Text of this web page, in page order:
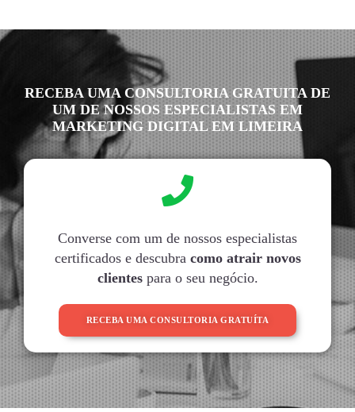
RECEBA UMA CONSULTORIA GRATUITA DE
UM DE NOSSOS ESPECIALISTAS EM
MARKETING DIGITAL EM LIMEIRA
Converse com um de nossos especialistas
certificados e descubra como atrair novos
clientespara o seu negócio.
RECEBA UMA CONSULTORIA GRATUÍTA